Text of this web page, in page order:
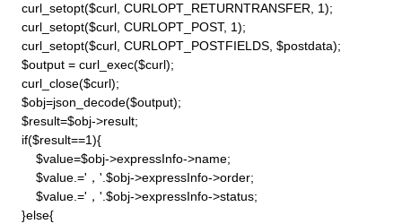
    curl_setopt($curl, CURLOPT_RETURNTRANSFER, 1);
    curl_setopt($curl, CURLOPT_POST, 1);
    curl_setopt($curl, CURLOPT_POSTFIELDS, $postdata);
    $output = curl_exec($curl);
    curl_close($curl);
    $obj=json_decode($output);
    $result=$obj->result;
    if($result==1){
        $value=$obj->expressInfo->name;
        $value.='，'.$obj->expressInfo->order;
        $value.='，'.$obj->expressInfo->status;
    }else{